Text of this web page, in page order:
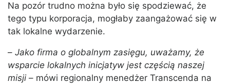
Na pozór trudno można było się spodziewać, że
tego typu korporacja, mogłaby zaangażować się w
tak lokalne wydarzenie.
– Jako firma o globalnym zasięgu, uważamy, że
wsparcie lokalnych inicjatyw jest częścią naszej
misji – mówi regionalny menedżer Transcenda na